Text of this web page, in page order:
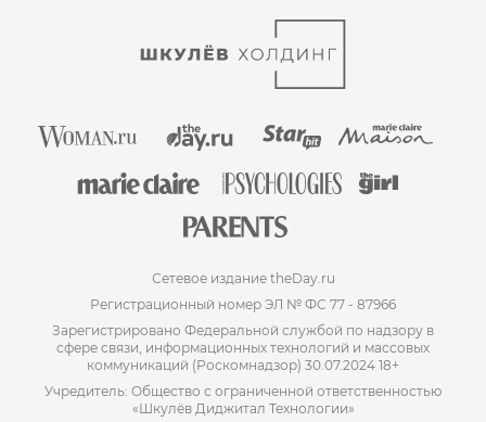
Сетевое издание theDay.ru
Регистрационный номер ЭЛ № ФС 77 - 87966
Зарегистрировано Федеральной службой по надзору в
сфере связи, информационных технологий и массовых
коммуникаций (Роскомнадзор) 30.07.2024 18+
Учредитель: Общество с ограниченной ответственностью
«Шкулёв Диджитал Технологии»